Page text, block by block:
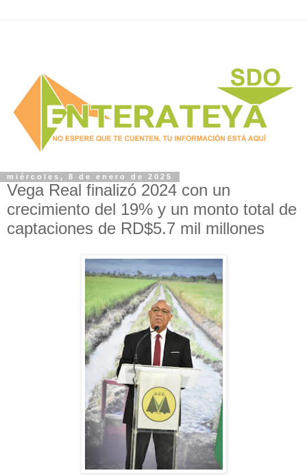
miércoles, 8 de enero de 2025
Vega Real finalizó 2024 con un
crecimiento del 19% y un monto total de
captaciones de RD$5.7 mil millones